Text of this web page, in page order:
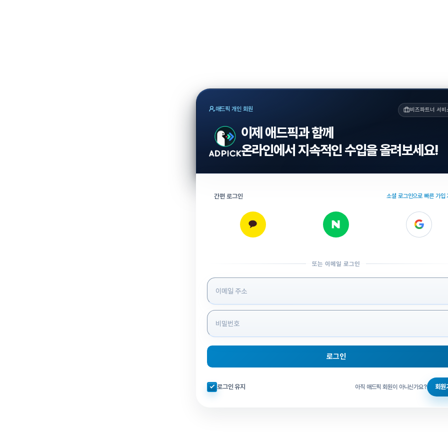
애드픽 개인 회원 비즈파트너 서비
이제 애드픽과 함께
온라인에서 지속적인 수입을 올려보세요!
간편 로그인 소셜 로그인으로 빠른 가입
또는 이메일 로그인
로그인 정보 입력
로그인
자동로그인 체크
로그인 유지 아직 애드픽 회원이 아니신가요? 회원